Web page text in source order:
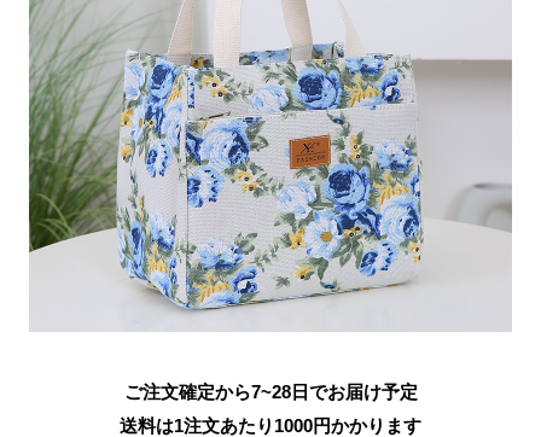
ご注文確定から7~28日でお届け予定
送料は1注文あたり 1000円かかります